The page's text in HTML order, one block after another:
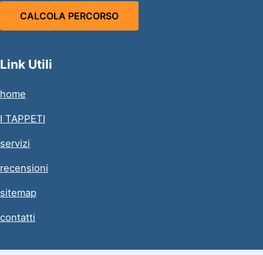
CALCOLA PERCORSO
Link Utili
home
I TAPPETI
servizi
recensioni
sitemap
contatti